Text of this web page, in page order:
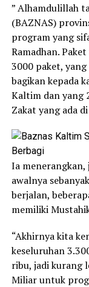
” Alhamdulillah
(BAZNAS)
program yang
Ramadhan.
3000 paket,
bagikan kepada
Kaltim dan yang
Zakat yang ada
Ia
awalnya
berjalan,
memiliki
“Akhirnya kita
keseluruhan
ribu, jadi kurang
Miliar untuk